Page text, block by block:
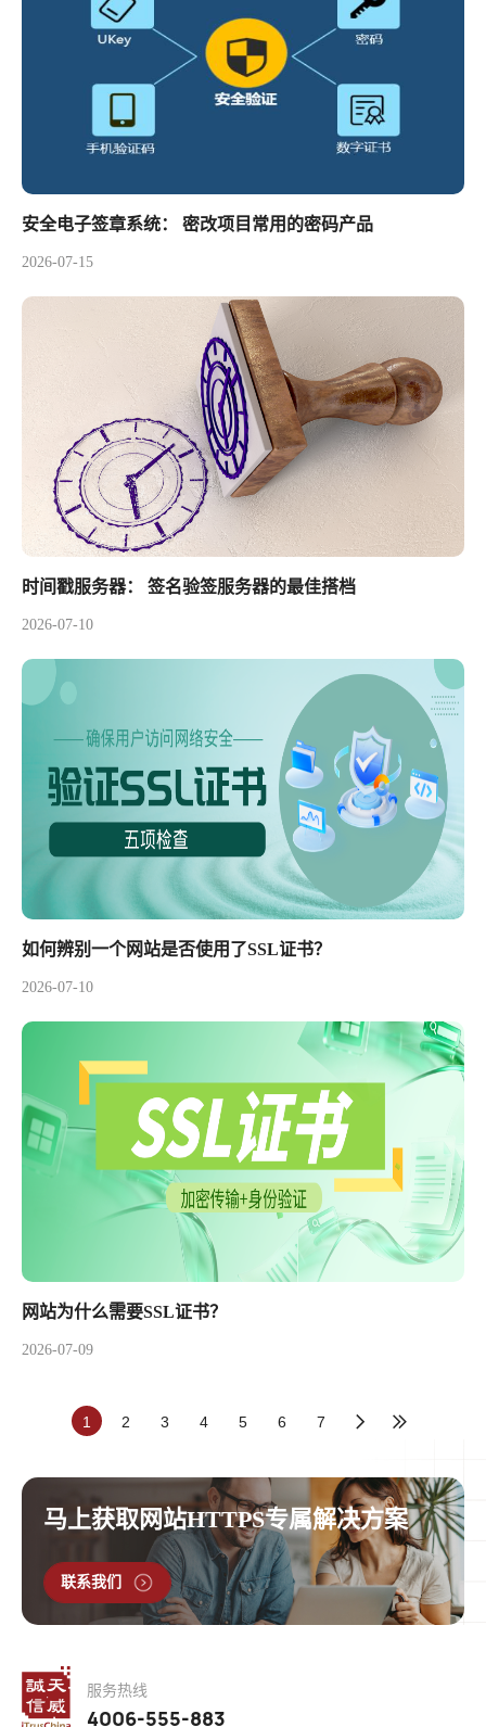
安全电子签章系统： 密改项目常用的密码产品
2026-07-15
时间戳服务器： 签名验签服务器的最佳搭档
2026-07-10
如何辨别一个网站是否使用了SSL证书？
2026-07-10
网站为什么需要SSL证书？
2026-07-09
1 2 3 4 5 6 7
马上获取网站HTTPS专属解决方案
联系我们
服务热线
4006-555-883